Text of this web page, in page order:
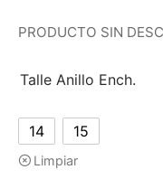
PRODUCTO SIN
Talle Anillo Ench.
14 15
Limpiar